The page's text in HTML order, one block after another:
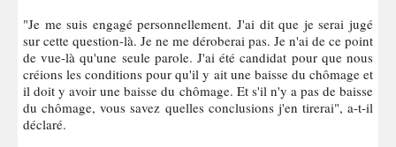
"Je me suis engagé personnellement. J'ai dit que je serai jugé
sur cette question-là. Je ne me déroberai pas. Je n'ai de ce point
de vue-là qu'une seule parole. J'ai été candidat pour que nous
créions les conditions pour qu'il y ait une baisse du chômage et
il doit y avoir une baisse du chômage. Et s'il n'y a pas de baisse
du chômage, vous savez quelles conclusions j'en tirerai", a-t-il
déclaré.